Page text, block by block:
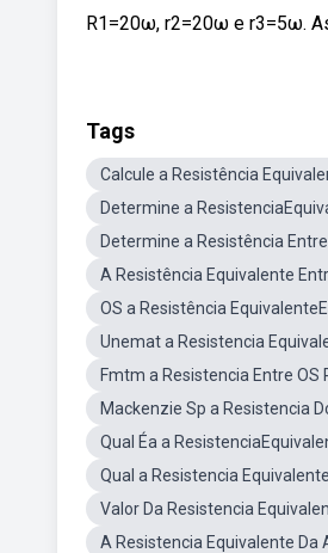
R1=20ω, r2=20ω e r3=5ω.
Tags
Calcule a Resistência
Determine a
Determine a Resistência
A Resistência Equivalente
OS a Resistência
Unemat a Resistencia
Fmtm a Resistencia Entre OS
Mackenzie Sp a Resistencia
Qual Éa a
Qual a Resistencia
Valor Da Resistencia
A Resistencia Equivalente Da